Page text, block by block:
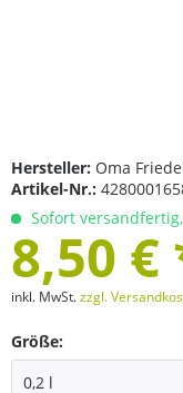
Hersteller: Oma
Artikel-Nr.:
Sofort
8,50 €
inkl. MwSt.zzgl.
Größe: